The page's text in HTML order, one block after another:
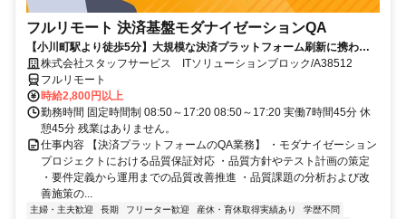
フルリモート 決済基盤モダナイゼーションQA
【小川町駅より徒歩5分】大規模な決済プラットフォーム刷新に携われ
ます。品質保証の専門性を発揮できる環境です。フルリモートで活躍で
きる案件です☆
株式会社スタッフサービス ITソリューションブロック/A38512
フルリモート
時給2,800円以上
勤務時間 固定時間制 08:50～17:20 08:50～17:20 実働7時間45分 休
憩45分 残業はありません。
仕事内容 【決済プラットフォームのQA業務】 ・モダナイゼーション
プロジェクトにおける品質保証対応 ・品質方針やテスト計画の策定
・要件定義から運用までの品質改善推進 ・品質課題の分析および改
善施策の...
主婦・主夫歓迎 長期 フリーター歓迎 産休・育休取得実績あり
学歴不問